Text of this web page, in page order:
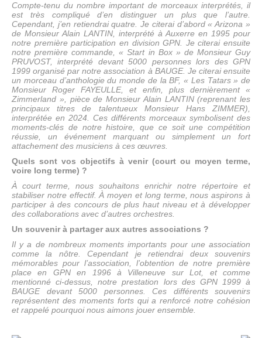
Compte-tenu du nombre important de morceaux interprétés, il
est très compliqué d’en distinguer un plus que l’autre.
Cependant, j’en retiendrai quatre. Je citerai d’abord « Arizona »
de Monsieur Alain LANTIN, interprété à Auxerre en 1995 pour
notre première participation en division GPN. Je citerai ensuite
notre première commande, « Start in Box » de Monsieur Guy
PRUVOST, interprété devant 5000 personnes lors des GPN
1999 organisé par notre association à BAUGE. Je citerai ensuite
un morceau d’anthologie du monde de la BF, « Les Tatars » de
Monsieur Roger FAYEULLE, et enfin, plus dernièrement «
Zimmerland », pièce de Monsieur Alain LANTIN (reprenant les
principaux titres de talentueux Monsieur Hans ZIMMER),
interprétée en 2024. Ces différents morceaux symbolisent des
moments-clés de notre histoire, que ce soit une compétition
réussie, un événement marquant ou simplement un fort
attachement des musiciens à ces œuvres.
Quels sont vos objectifs à venir (court ou moyen terme,
voire long terme) ?
À court terme, nous souhaitons enrichir notre répertoire et
stabiliser notre effectif. À moyen et long terme, nous aspirons à
participer à des concours de plus haut niveau et à développer
des collaborations avec d’autres orchestres.
Un souvenir à partager aux autres associations ?
Il y a de nombreux moments importants pour une association
comme la nôtre. Cependant je retiendrai deux souvenirs
mémorables pour l’association, l’obtention de notre première
place en GPN en 1996 à Villeneuve sur Lot, et comme
mentionné ci-dessus, notre prestation lors des GPN 1999 à
BAUGE devant 5000 personnes. Ces différents souvenirs
représentent des moments forts qui a renforcé notre cohésion
et rappelé pourquoi nous aimons jouer ensemble.